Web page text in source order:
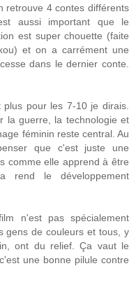
retrouve 4 contes différents
aussi important que le
est super chouette (faite
et on a carrément une
dans le dernier conte.
pour les 7-10 je dirais.
la guerre, la technologie et
féminin reste central. Au
que c'est juste une
comme elle apprend à être
le développement
n'est pas spécialement
gens de couleurs et tous, y
ont du relief. Ça vaut le
une bonne pilule contre